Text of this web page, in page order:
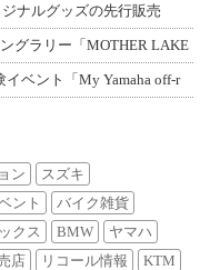
ジナルグッズの先行販売
グラリー「MOTHER LAKE
イベント「My Yamaha off-r
ン
スズキ
ント
バイク雑貨
クス BMW
ヤマハ
店 リコール情報
KTM